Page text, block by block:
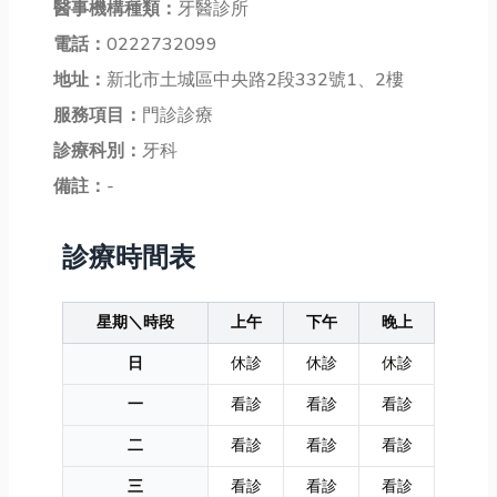
醫事機構種類： 牙醫診所
電話： 0222732099
地址： 新北市土城區中央路2段332號1、2樓
服務項目： 門診診療
診療科別： 牙科
備註： -
診療時間表
星期＼時段 上午 下午
晚上
日
休診 休診
休診
一
看診 看診
看診
二
看診 看診
看診
三
看診 看診 看診